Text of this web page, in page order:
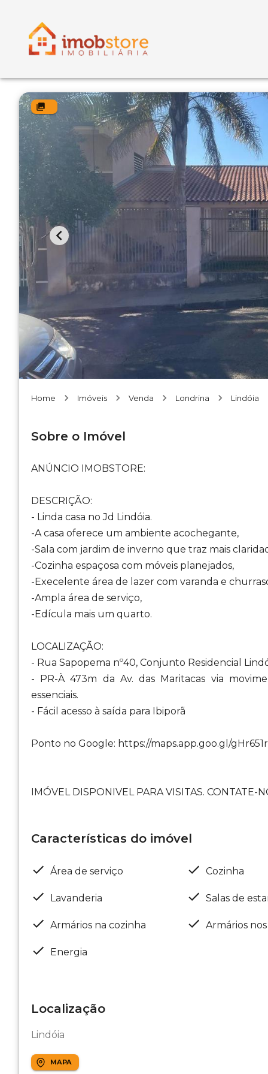
Home Imóveis Venda Londrina Lindóia
Sobre o Imóvel
ANÚNCIO IMOBSTORE:
DESCRIÇÃO:
- Linda casa no Jd Lindóia.
-A casa oferece um ambiente acochegante,
-Sala com jardim de inverno que traz mais
-Cozinha espaçosa com móveis planejados,
-Execelente área de lazer com varanda e
-Ampla área de serviço,
-Edícula mais um quarto.
LOCALIZAÇÃO:
- Rua Sapopema nº40, Conjunto Residencial
- PR-À 473m da Av. das Maritacas via
essenciais.
- Fácil acesso à saída para Ibiporã
Ponto no Google: https://maps.app.goo.gl/
IMÓVEL DISPONIVEL PARA VISITAS. CONTATE-
Características do imóvel
Área de serviço Cozinha
Lavanderia Salas de
Armários na cozinha Armários
Energia
Localização
Lindóia
MAPA